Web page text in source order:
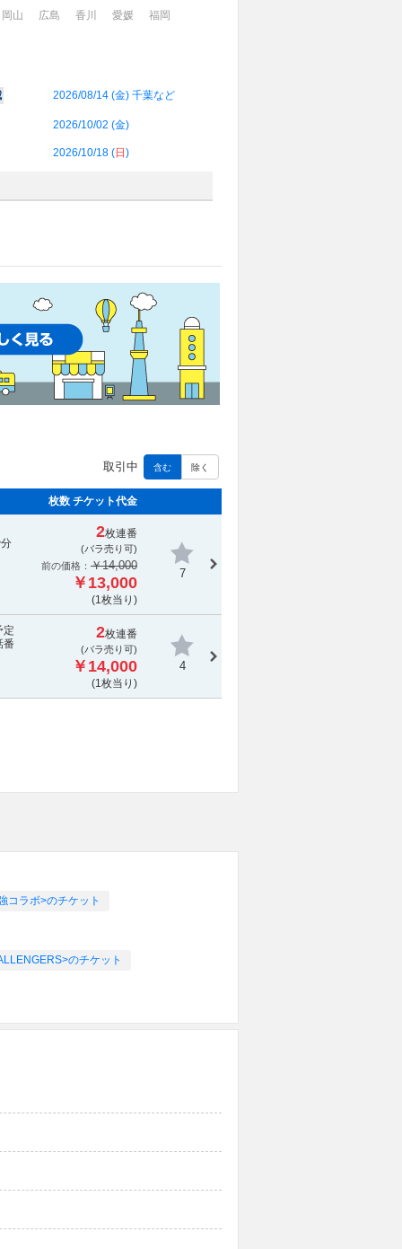
岡山 広島 香川 愛媛 福岡
2026/08/14 (金) 千葉など
2026/10/02 (金)
2026/10/18 (日 )
取引中 含む 除く
枚数 チケット代金
2枚連番
(バラ売り可)
前の価格： ￥14,000
￥13,000
(1枚当り)
7
定
番
2枚連番
(バラ売り可)
￥14,000
(1枚当り)
4
コラボ>のチケット
のチケット